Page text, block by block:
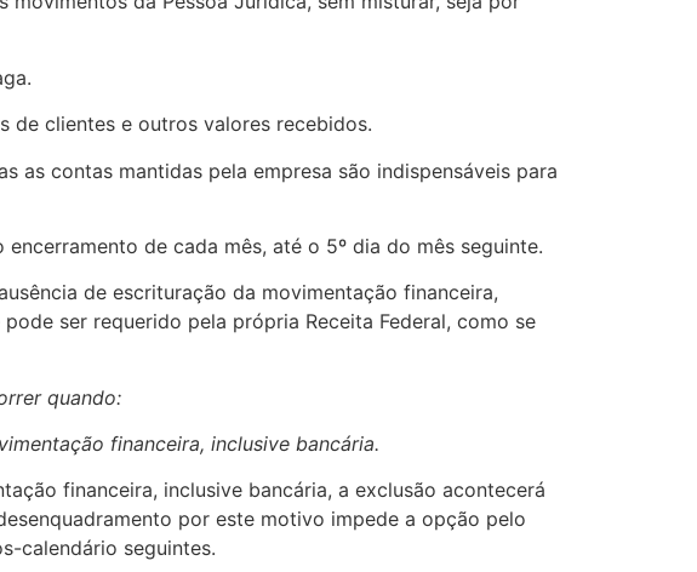
de clientes e outros valores recebidos.
as contas mantidas pela empresa são indispensáveis para
de cada mês, até o 5º dia do mês seguinte.
de escrituração da movimentação financeira,
ser requerido pela própria Receita Federal, como se
quando:
financeira, inclusive bancária.
financeira, inclusive bancária, a exclusão acontecerá
por este motivo impede a opção pelo
calendário seguintes.